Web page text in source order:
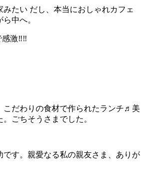
たい だし、本当におしゃれカフェ
中へ。
感激‼︎‼︎
こだわりの食材で作られたランチ♬美
ごちそうさまでした。
です。親愛なる私の親友さま、ありが